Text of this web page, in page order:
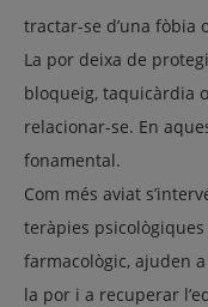
tractar-se d’una fòbia
La por deixa de
bloqueig, taquicàrdia
relacionar-se. En
fonamental.
Com més aviat
teràpies
farmacològic, ajuden
la por i a recuperar